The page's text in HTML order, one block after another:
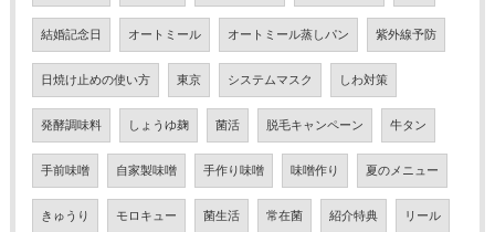
結婚記念日 オートミール オートミール蒸しパン 紫外線予防
日焼け止めの使い方 東京 システムマスク しわ対策
発酵調味料 しょうゆ麹 菌活 脱毛キャンペーン 牛タン
手前味噌 自家製味噌 手作り味噌 味噌作り 夏のメニュー
きゅうり モロキュー 菌生活 常在菌 紹介特典 リール